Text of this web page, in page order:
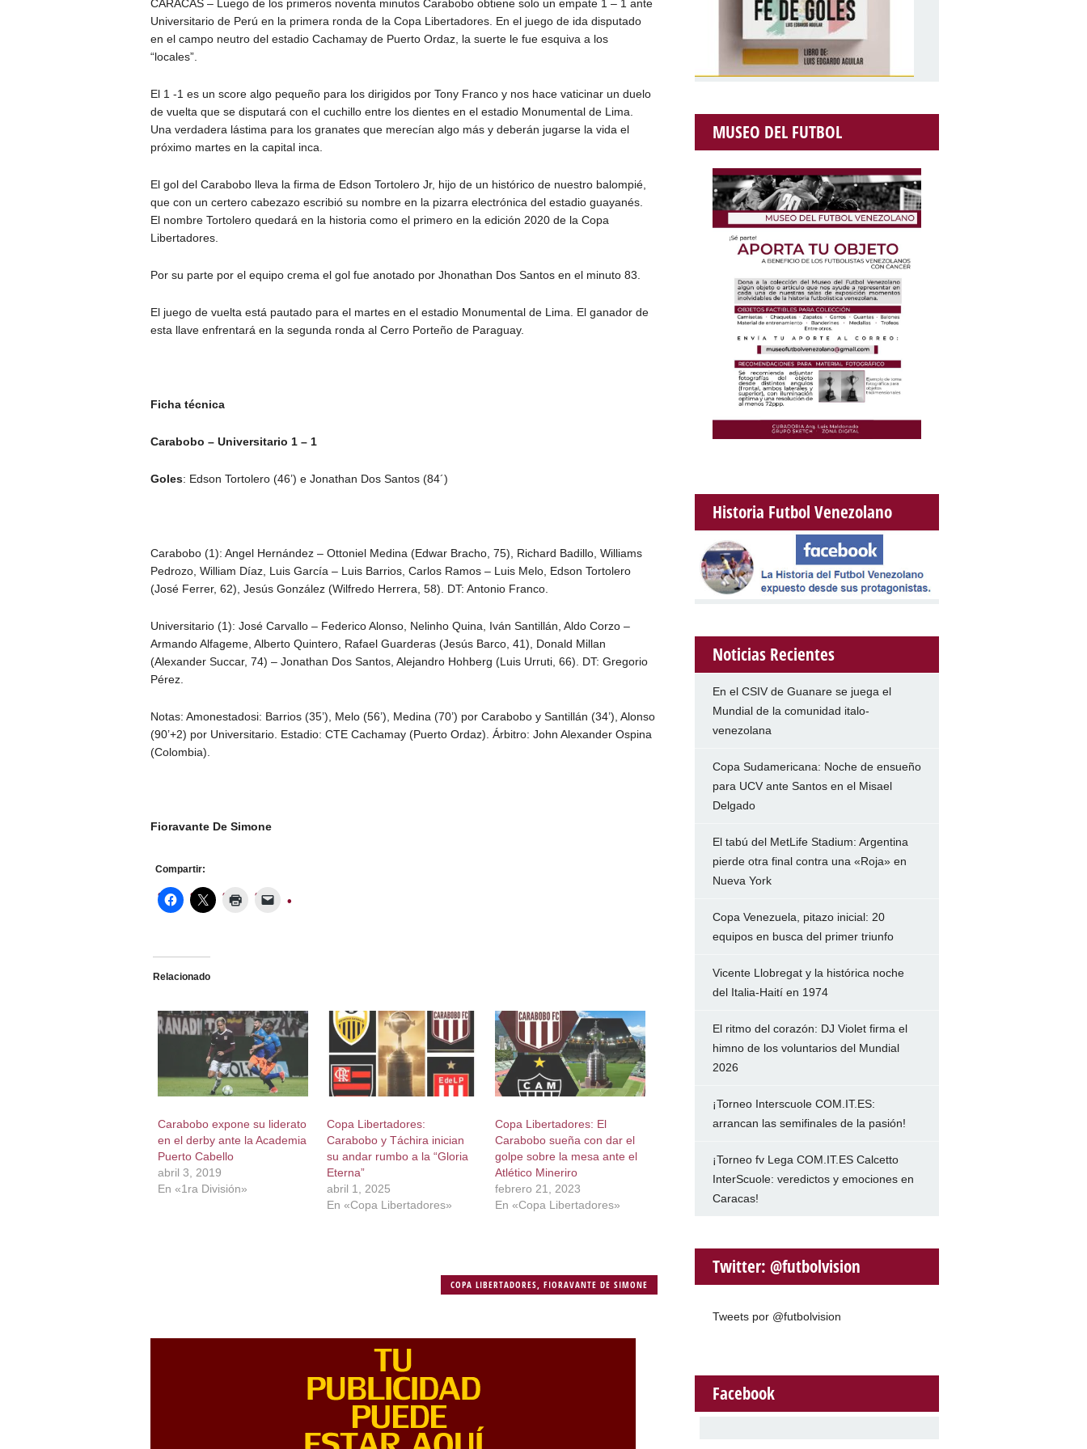
CARACAS – Luego de los primeros noventa minutos Carabobo obtiene solo un empate 1 – 1 ante
Universitario de Perú en la primera ronda de la Copa Libertadores. En el juego de ida disputado
en el campo neutro del estadio Cachamay de Puerto Ordaz, la suerte le fue esquiva a los
“locales”.
El 1 -1 es un score algo pequeño para los dirigidos por Tony Franco y nos hace vaticinar un duelo
de vuelta que se disputará con el cuchillo entre los dientes en el estadio Monumental de Lima.
Una verdadera lástima para los granates que merecían algo más y deberán jugarse la vida el
próximo martes en la capital inca.
El gol del Carabobo lleva la firma de Edson Tortolero Jr, hijo de un histórico de nuestro balompié,
que con un certero cabezazo escribió su nombre en la pizarra electrónica del estadio guayanés.
El nombre Tortolero quedará en la historia como el primero en la edición 2020 de la Copa
Libertadores.
Por su parte por el equipo crema el gol fue anotado por Jhonathan Dos Santos en el minuto 83.
El juego de vuelta está pautado para el martes en el estadio Monumental de Lima. El ganador de
esta llave enfrentará en la segunda ronda al Cerro Porteño de Paraguay.
Ficha técnica
Carabobo – Universitario 1 – 1
Goles: Edson Tortolero (46’) e Jonathan Dos Santos (84´)
Carabobo (1): Angel Hernández – Ottoniel Medina (Edwar Bracho, 75), Richard Badillo, Williams
Pedrozo, William Díaz, Luis García – Luis Barrios, Carlos Ramos – Luis Melo, Edson Tortolero
(José Ferrer, 62), Jesús González (Wilfredo Herrera, 58). DT: Antonio Franco.
Universitario (1): José Carvallo – Federico Alonso, Nelinho Quina, Iván Santillán, Aldo Corzo –
Armando Alfageme, Alberto Quintero, Rafael Guarderas (Jesús Barco, 41), Donald Millan
(Alexander Succar, 74) – Jonathan Dos Santos, Alejandro Hohberg (Luis Urruti, 66). DT: Gregorio
Pérez.
Notas: Amonestadosi: Barrios (35’), Melo (56’), Medina (70’) por Carabobo y Santillán (34’), Alonso
(90’+2) por Universitario. Estadio: CTE Cachamay (Puerto Ordaz). Árbitro: John Alexander Ospina
(Colombia).
Fioravante De Simone
Compartir:
Relacionado
Carabobo expone su liderato
en el derby ante la Academia
Puerto Cabello
abril 3, 2019
En «1ra División»
Copa Libertadores:
Carabobo y Táchira inician
su andar rumbo a la “Gloria
Eterna”
abril 1, 2025
En «Copa Libertadores»
Copa Libertadores: El
Carabobo sueña con dar el
golpe sobre la mesa ante el
Atlético Mineriro
febrero 21, 2023
En «Copa Libertadores»
COPA LIBERTADORES,FIORAVANTE DE SIMONE
MUSEO DEL FUTBOL
Historia Futbol Venezolano
Noticias Recientes
En el CSIV de Guanare se juega el
Mundial de la comunidad italo-
venezolana
Copa Sudamericana: Noche de ensueño
para UCV ante Santos en el Misael
Delgado
El tabú del MetLife Stadium: Argentina
pierde otra final contra una «Roja» en
Nueva York
Copa Venezuela, pitazo inicial: 20
equipos en busca del primer triunfo
Vicente Llobregat y la histórica noche
del Italia-Haití en 1974
El ritmo del corazón: DJ Violet firma el
himno de los voluntarios del Mundial
2026
¡Torneo Interscuole COM.IT.ES:
arrancan las semifinales de la pasión!
¡Torneo fv Lega COM.IT.ES Calcetto
InterScuole: veredictos y emociones en
Caracas!
Twitter: @futbolvision
Tweets por @futbolvision
Facebook